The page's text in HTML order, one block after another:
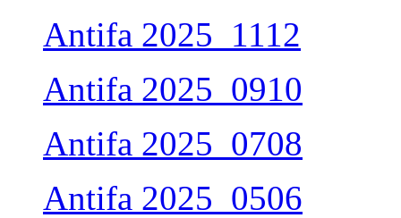
Antifa 2025_1112
Antifa 2025_0910
Antifa 2025_0708
Antifa 2025_0506